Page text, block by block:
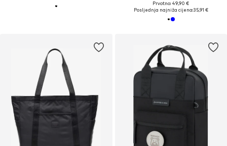
Prvotno: 49,90 €
Posljednja najniža cijena:35,91 €